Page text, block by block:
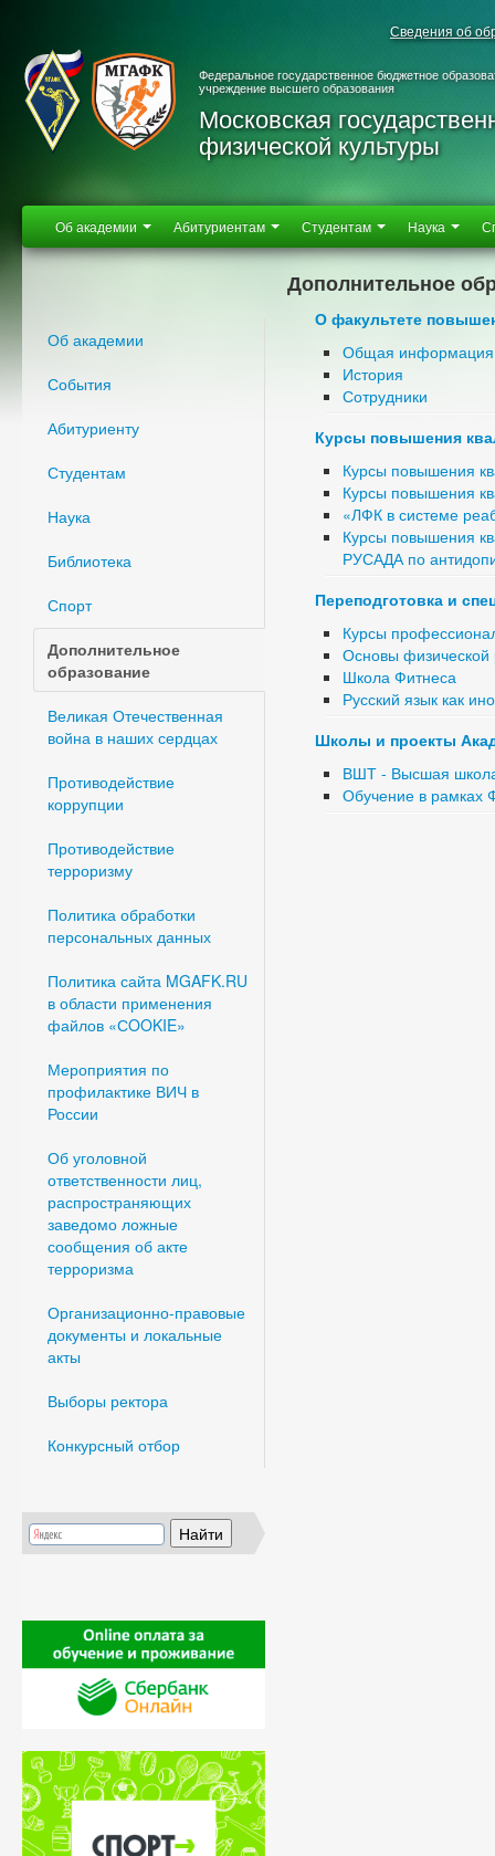
Сведения об
Федеральное государственное бюджетное
учреждение высшего образования
Московская
физической культуры
Об академии Абитуриентам Студентам Наука
Об академии
События
Абитуриенту
Студентам
Наука
Библиотека
Спорт
Дополнительное
образование
Великая Отечественная
война в наших сердцах
Противодействие
коррупции
Противодействие
терроризму
Политика обработки
персональных данных
Политика сайта MGAFK.RU
в области применения
файлов «СOOKIE»
Мероприятия по
профилактике ВИЧ в
России
Об уголовной
ответственности лиц,
распространяющих
заведомо ложные
сообщения об акте
терроризма
Организационно-правовые
документы и локальные
акты
Выборы ректора
Конкурсный отбор
Дополнительное
О факультете
Общая информация
История
Сотрудники
Курсы повышения
Курсы повышения
Курсы повышения
«ЛФК в системе
Курсы повышения
РУСАДА по
Переподготовка и
Курсы
Основы
Школа Фитнеса
Русский язык как
Школы и проекты
ВШТ - Высшая
Обучение в рамках